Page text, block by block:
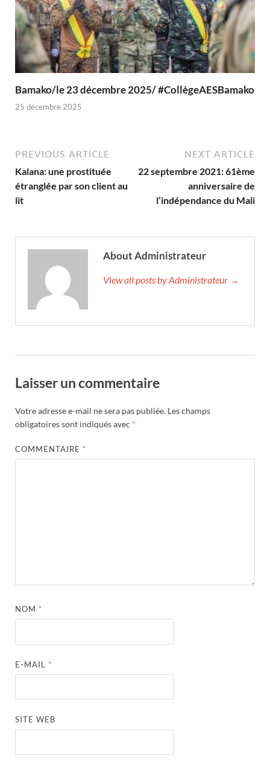
Bamako/le 23 décembre 2025/ #CollègeAESBamako
25 décembre 2025
PREVIOUS ARTICLE
Kalana: une prostituée
étranglée par son client au
lit
NEXT ARTICLE
22 septembre 2021: 61ème
anniversaire de
l’indépendance du Mali
About Administrateur
View all posts by Administrateur →
Laisser un commentaire
Votre adresse e-mail ne sera pas publiée. Les champs
obligatoires sont indiqués avec *
COMMENTAIRE *
NOM *
E-MAIL *
SITE WEB